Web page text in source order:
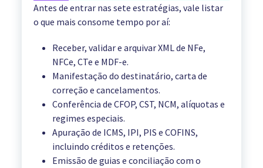
Antes de entrar nas sete estratégias, vale listar
o que mais consome tempo por aí:
Receber, validar e arquivar XML de NFe,
NFCe, CTe e MDF-e.
Manifestação do destinatário, carta de
correção e cancelamentos.
Conferência de CFOP, CST, NCM, alíquotas e
regimes especiais.
Apuração de ICMS, IPI, PIS e COFINS,
incluindo créditos e retenções.
Emissão de guias e conciliação com o